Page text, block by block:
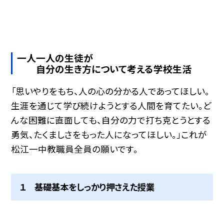
一人一人の生徒が
自分の生き方について考える学校生活
「思いやりをもち、人の心の分かる人であってほしい。
生涯を通じて学び続けようとする人間を育てたい。ど
んな困難に直面しても、自分の力で打ち克とうとする
勇気、たくましさをもった人になってほしい。」これが
松江一中教職員全員の願いです。
１ 基礎基本をしっかり押さえた授業